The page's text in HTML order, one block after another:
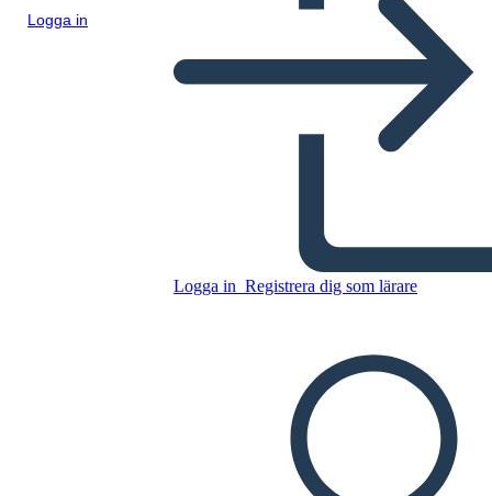
Logga in
Logga in Registrera dig som lärare
Kopiera denna storyboard
SPELA UPP BILDSPEL
LÄS FÖR MIG